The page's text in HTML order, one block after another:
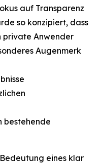
auf Transparenz
so konzipiert, dass
private Anwender
Augenmerk
bestehende
eines klar